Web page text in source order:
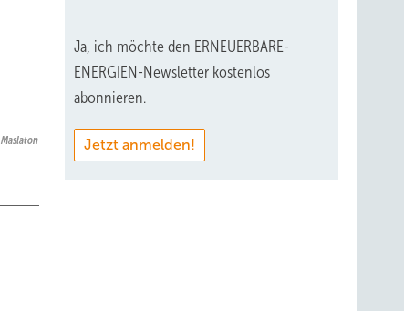
Maslaton
Ja, ich möchte den ERNEUERBARE-
ENERGIEN-Newsletter kostenlos
abonnieren.
Jetzt anmelden!